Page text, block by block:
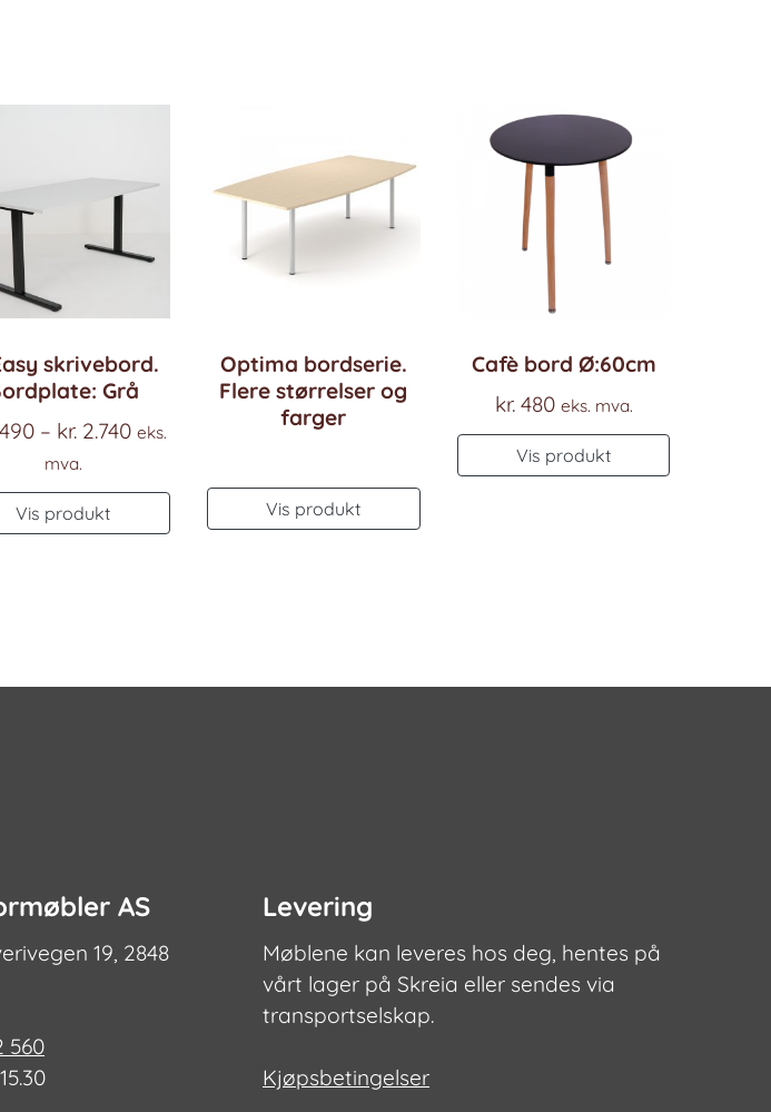
skrivebord.
Grå
– kr. 2.740Prisområde:
til
eks.
mva.
Vis produkt
Dette
produktet
kan
Optima bordserie.
Flere størrelser og
farger
Vis produkt
Cafè bord Ø:60cm
kr.480 eks. mva.
Vis produkt
AS
19, 2848
560
Levering
Møblene kan leveres hos deg, hentes på
vårt lager på Skreia eller sendes via
transportselskap.
Kjøpsbetingelser